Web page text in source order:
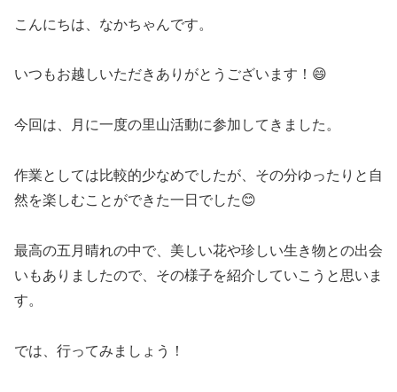
こんにちは、なかちゃんです。
いつもお越しいただきありがとうございます！😄
今回は、月に一度の里山活動に参加してきました。
作業としては比較的少なめでしたが、その分ゆったりと自
然を楽しむことができた一日でした😊
最高の五月晴れの中で、美しい花や珍しい生き物との出会
いもありましたので、その様子を紹介していこうと思いま
す。
では、行ってみましょう！